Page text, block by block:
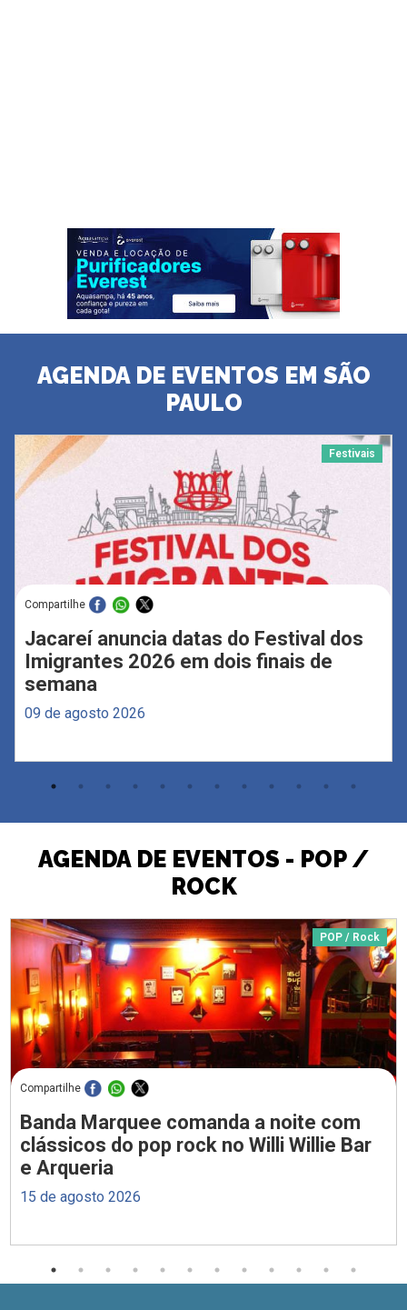
AGENDA DE EVENTOS EM SÃO
PAULO
Festivais
Compartilhe
Jacareí anuncia datas do Festival dos
Imigrantes 2026 em dois finais de
semana
09 de agosto 2026
AGENDA DE EVENTOS - POP /
ROCK
POP / Rock
Compartilhe
Banda Marquee comanda a noite com
clássicos do pop rock no Willi Willie Bar
e Arqueria
15 de agosto 2026